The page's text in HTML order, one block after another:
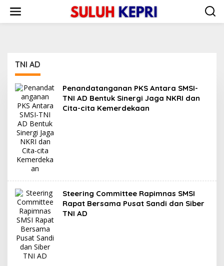
w
TNI AD
Penandatanganan PKS Antara SMSI-
TNI AD Bentuk Sinergi Jaga NKRI dan
Cita-cita Kemerdekaan
Steering Committee Rapimnas SMSI
Rapat Bersama Pusat Sandi dan Siber
TNI AD